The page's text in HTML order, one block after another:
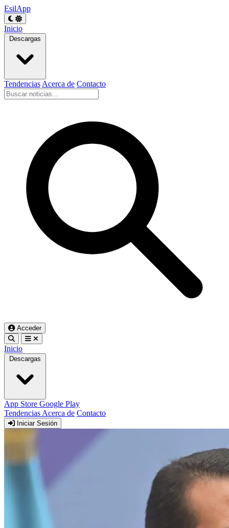
EsilApp
Inicio
Descargas
Tendencias Acerca de Contacto
Acceder
Inicio
Descargas
App Store Google Play
Tendencias Acerca de Contacto
Iniciar Sesión